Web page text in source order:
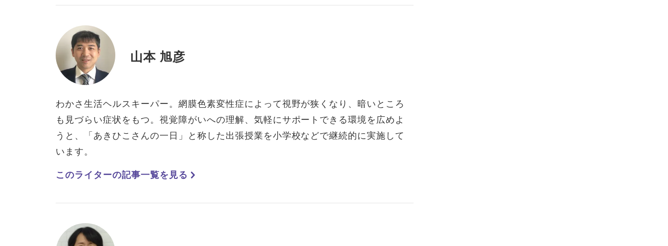
山本 旭彦
わかさ生活ヘルスキーパー。網膜色素変性症によって視野が狭くなり、暗いところ
も見づらい症状をもつ。視覚障がいへの理解、気軽にサポートできる環境を広めよ
うと、「あきひこさんの一日」と称した出張授業を小学校などで継続的に実施して
います。
このライターの記事一覧を見る